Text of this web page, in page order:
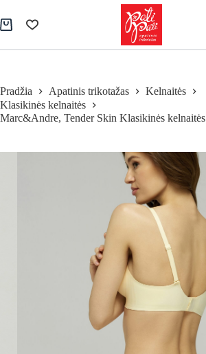
to
content
Pirkinių
Pradžia Apatinis trikotažas
Kelnaitės
Klasikinės kelnaitės
Marc&Andre, Tender Skin Klasikinės kelnaitės